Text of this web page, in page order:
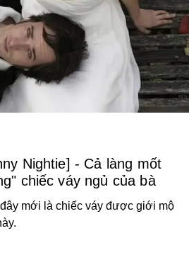
Nightie] - Cả làng mốt
chiếc váy ngủ của bà
mới là chiếc váy được giới mộ